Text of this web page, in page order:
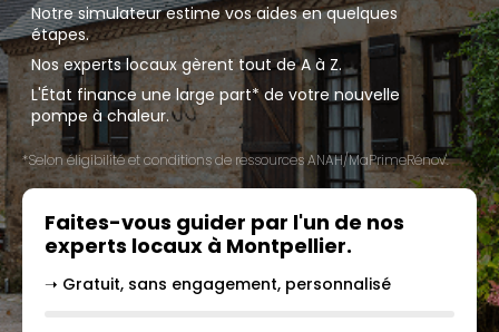
Notre simulateur estime vos aides en quelques
étapes.
Nos experts locaux gèrent tout de A à Z.
L'État finance une large part* de votre nouvelle
pompe à chaleur.
*Selon éligibilité et conditions de ressources ANAH/MaPrimeRénov'.
Faites-vous guider par l'un de nos
experts locaux à Montpellier.
➝ Gratuit, sans engagement, personnalisé